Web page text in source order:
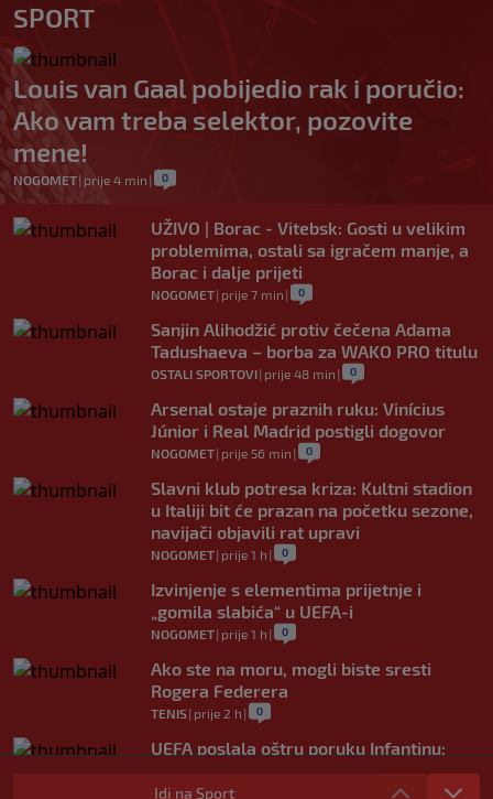
SPORT
Louis van Gaal pobijedio rak i poručio:
Ako vam treba selektor, pozovite
mene!
NOGOMET| prije 4 min | 0
UŽIVO | Borac - Vitebsk: Gosti u velikim
problemima, ostali sa igračem manje, a
Borac i dalje prijeti
NOGOMET| prije 7 min | 0
Sanjin Alihodžić protiv čečena Adama
Tadushaeva – borba za WAKO PRO titulu
OSTALI SPORTOVI| prije 48 min | 0
Arsenal ostaje praznih ruku: Vinícius
Júnior i Real Madrid postigli dogovor
NOGOMET| prije 56 min | 0
Slavni klub potresa kriza: Kultni stadion
u Italiji bit će prazan na početku sezone,
navijači objavili rat upravi
NOGOMET| prije 1 h | 0
Izvinjenje s elementima prijetnje i
„gomila slabića“ u UEFA-i
NOGOMET| prije 1 h | 0
Ako ste na moru, mogli biste sresti
Rogera Federera
TENIS| prije 2 h | 0
UEFA poslala oštru poruku Infantinu:
"Ništa se ne mijenja, bojkot Svjetskog
prvenstva i dalje je na snazi"
Idi na Sport